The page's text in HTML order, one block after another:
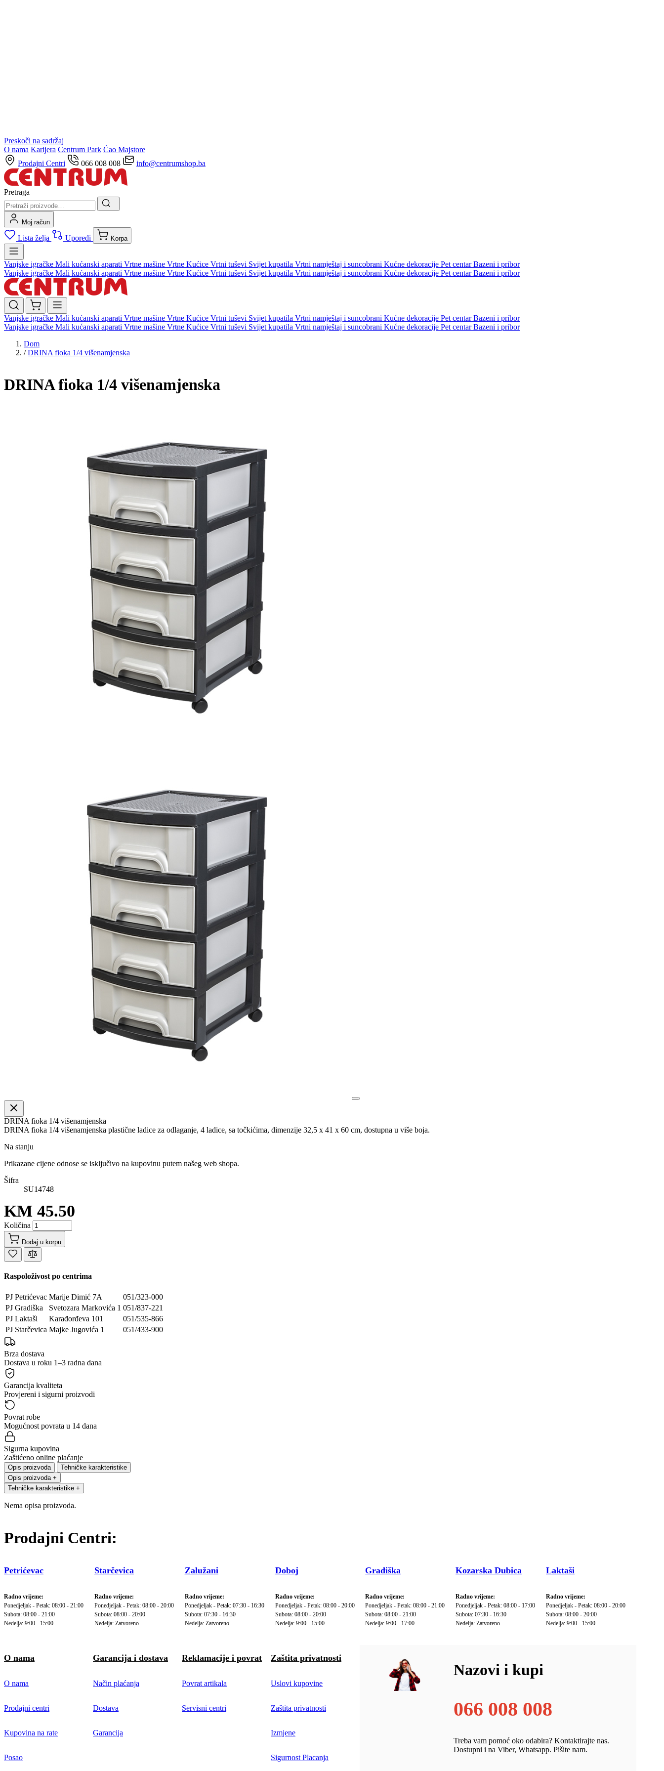
Preskoči na sadržaj
O nama Karijera Centrum Park Ćao Majstore
Prodajni Centri
066 008 008 info@centrumshop.ba
Pretraga
Moj račun
Lista želja Uporedi Korpa
Vanjske igračke Mali kućanski aparati Vrtne mašine Vrtne Kućice Vrtni tuševi Svijet kupatila Vrtni namještaj i suncobrani Kućne dekoracije Pet centarBazeni i pribor
Vanjske igračke Mali kućanski aparati Vrtne mašine Vrtne Kućice Vrtni tuševi Svijet kupatila Vrtni namještaj i suncobrani Kućne dekoracije Pet centarBazeni i pribor
Vanjske igračke Mali kućanski aparati Vrtne mašine Vrtne Kućice Vrtni tuševi Svijet kupatila Vrtni namještaj i suncobrani Kućne dekoracije Pet centarBazeni i pribor
Vanjske igračke Mali kućanski aparati Vrtne mašine Vrtne Kućice Vrtni tuševi Svijet kupatila Vrtni namještaj i suncobrani Kućne dekoracije Pet centarBazeni i pribor
Dom
/ DRINA fioka 1/4 višenamjenska
DRINA fioka 1/4 višenamjenska
DRINA fioka 1/4 višenamjenska
DRINA fioka 1/4 višenamjenska plastične ladice za odlaganje, 4 ladice, sa točkićima, dimenzije 32,5 x 41 x 60 cm, dostupna u više boja.
Na stanju
Prikazane cijene odnose se isključivo na kupovinu putem našeg web shopa.
Šifra
SU14748
KM 45.50
Količina
Dodaj u korpu
Raspoloživost po centrima
PJ Petrićevac Marije Dimić 7A
051/323-000
PJ Gradiška
Svetozara Markovića 1 051/837-221
PJ Laktaši
Karađorđeva 101
051/535-866
PJ Starčevica Majke Jugovića 1 051/433-900
Brza dostava
Dostava u roku 1–3 radna dana
Garancija kvaliteta
Provjereni i sigurni proizvodi
Povrat robe
Mogućnost povrata u 14 dana
Sigurna kupovina
Zaštićeno online plaćanje
Opis proizvoda
Tehničke karakteristike
Opis proizvoda +
Tehničke karakteristike +
Nema opisa proizvoda.
Prodajni Centri:
Petrićevac
Radno vrijeme:
Ponedjeljak - Petak: 08:00 - 21:00
Subota: 08:00 - 21:00
Nedelja: 9:00 - 15:00
Starčevica
Radno vrijeme:
Ponedjeljak - Petak: 08:00 - 20:00
Subota: 08:00 - 20:00
Nedelja: Zatvoreno
Zalužani
Radno vrijeme:
Ponedjeljak - Petak: 07:30 - 16:30
Subota: 07:30 - 16:30
Nedelja: Zatvoreno
Doboj
Radno vrijeme:
Ponedjeljak - Petak: 08:00 - 20:00
Subota: 08:00 - 20:00
Nedelja: 9:00 - 15:00
Gradiška
Radno vrijeme:
Ponedjeljak - Petak: 08:00 - 21:00
Subota: 08:00 - 21:00
Nedelja: 9:00 - 17:00
Kozarska Dubica
Radno vrijeme:
Ponedjeljak - Petak: 08:00 - 17:00
Subota: 07:30 - 16:30
Nedelja: Zatvoreno
Laktaši
Radno vrijeme:
Ponedjeljak - Petak: 08:00 - 20:00
Subota: 08:00 - 20:00
Nedelja: 9:00 - 15:00
O nama
O nama
Prodajni centri
Kupovina na rate
Posao
Garancija i dostava
Način plaćanja
Dostava
Garancija
Reklamacije i povrat
Povrat artikala
Servisni centri
Zaštita privatnosti
Uslovi kupovine
Zaštita privatnosti
Izmjene
Sigurnost Placanja
Nazovi i kupi
066 008 008
Treba vam pomoć oko odabira? Kontaktirajte nas.
Dostupni i na Viber, Whatsapp. Pišite nam.